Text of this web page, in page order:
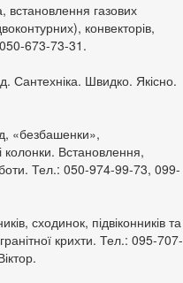
встановлення газових
конвекторів,
673-73-31.
Сантехніка. Швидко. Якісно.
«безбашенки»,
колонки. Встановлення,
Тел.: 050-974-99-73, 099-
сходинок, підвіконників та
крихти. Тел.: 095-707-